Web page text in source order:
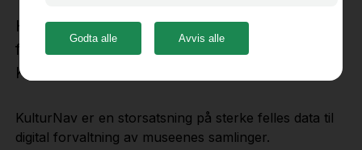
Hvordan kan vi skape en felles terminologi for
forvaltning av kulturarv? Ett av svarene er
KulturNav.
KulturNav er en storsatsning på sterke felles data til
digital forvaltning av museenes samlinger.